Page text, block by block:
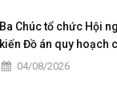
Ba Chúc tổ chức Hội
kiến Đồ án quy hoạch
Chúc đến năm 2050
04/08/2026